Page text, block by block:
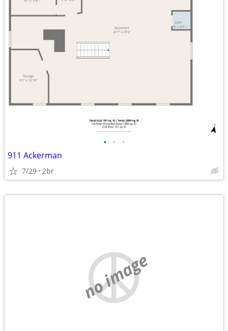
• • •
911 Ackerman
7/29 2br
no image